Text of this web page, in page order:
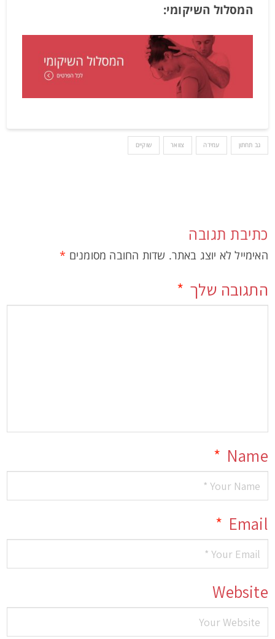
המסלול השיקומי:
גב תחתון עמידה צוואר שוקיים
כתיבת תגובה
האימייל לא יוצג באתר. שדות החובה מסומנים *
התגובה שלך *
Name
*
Email
*
Website